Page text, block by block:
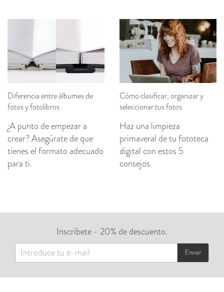
Diferencia entre álbumes de
fotos y fotolibros
¿A punto de empezar a
crear? Asegúrate de que
tienes el formato adecuado
para ti.
Cómo clasificar, organizar y
seleccionar tus fotos
Haz una limpieza
primaveral de tu fototeca
digital con estos 5
consejos.
Inscríbete - 20% de descuento.
Enviar